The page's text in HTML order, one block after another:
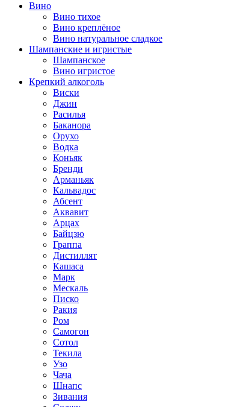
Вино
Вино тихое
Вино креплёное
Вино натуральное сладкое
Шампанские и игристые
Шампанское
Вино игристое
Крепкий алкоголь
Виски
Джин
Расилья
Баканора
Орухо
Водка
Коньяк
Бренди
Арманьяк
Кальвадос
Абсент
Аквавит
Арцах
Байцзю
Граппа
Дистиллят
Кашаса
Марк
Мескаль
Писко
Ракия
Ром
Самогон
Сотол
Текила
Узо
Чача
Шнапс
Зивания